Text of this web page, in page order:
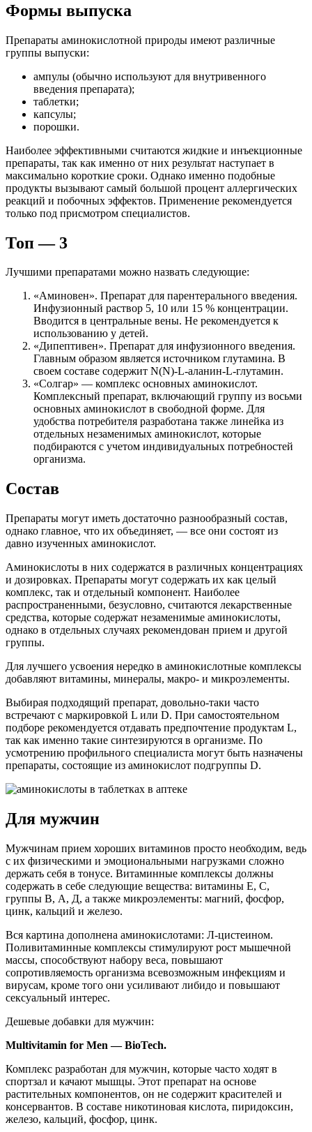
Формы выпуска
Препараты аминокислотной природы имеют различные
группы выпуски:
ампулы (обычно используют для внутривенного
введения препарата);
таблетки;
капсулы;
порошки.
Наиболее эффективными считаются жидкие и инъекционные
препараты, так как именно от них результат наступает в
максимально короткие сроки. Однако именно подобные
продукты вызывают самый большой процент аллергических
реакций и побочных эффектов. Применение рекомендуется
только под присмотром специалистов.
Топ — 3
Лучшими препаратами можно назвать следующие:
«Аминовен». Препарат для парентерального введения.
Инфузионный раствор 5, 10 или 15 % концентрации.
Вводится в центральные вены. Не рекомендуется к
использованию у детей.
«Дипептивен». Препарат для инфузионного введения.
Главным образом является источником глутамина. В
своем составе содержит N(N)-L-аланин-L-глутамин.
«Солгар» — комплекс основных аминокислот.
Комплексный препарат, включающий группу из восьми
основных аминокислот в свободной форме. Для
удобства потребителя разработана также линейка из
отдельных незаменимых аминокислот, которые
подбираются с учетом индивидуальных потребностей
организма.
Состав
Препараты могут иметь достаточно разнообразный состав,
однако главное, что их объединяет, — все они состоят из
давно изученных аминокислот.
Аминокислоты в них содержатся в различных концентрациях
и дозировках. Препараты могут содержать их как целый
комплекс, так и отдельный компонент. Наиболее
распространенными, безусловно, считаются лекарственные
средства, которые содержат незаменимые аминокислоты,
однако в отдельных случаях рекомендован прием и другой
группы.
Для лучшего усвоения нередко в аминокислотные комплексы
добавляют витамины, минералы, макро- и микроэлементы.
Выбирая подходящий препарат, довольно-таки часто
встречают с маркировкой L или D. При самостоятельном
подборе рекомендуется отдавать предпочтение продуктам L,
так как именно такие синтезируются в организме. По
усмотрению профильного специалиста могут быть назначены
препараты, состоящие из аминокислот подгруппы D.
Для мужчин
Мужчинам прием хороших витаминов просто необходим, ведь
с их физическими и эмоциональными нагрузками сложно
держать себя в тонусе. Витаминные комплексы должны
содержать в себе следующие вещества: витамины Е, С,
группы В, А, Д, а также микроэлементы: магний, фосфор,
цинк, кальций и железо.
Вся картина дополнена аминокислотами: Л-цистеином.
Поливитаминные комплексы стимулируют рост мышечной
массы, способствуют набору веса, повышают
сопротивляемость организма всевозможным инфекциям и
вирусам, кроме того они усиливают либидо и повышают
сексуальный интерес.
Дешевые добавки для мужчин:
Multivitamin for Men — BioTech.
Комплекс разработан для мужчин, которые часто ходят в
спортзал и качают мышцы. Этот препарат на основе
растительных компонентов, он не содержит красителей и
консервантов. В составе никотиновая кислота, пиридоксин,
железо, кальций, фосфор, цинк.